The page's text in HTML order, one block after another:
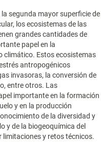
segunda mayor superficie de
los ecosistemas de las
grandes cantidades de
papel en la
climático. Estos ecosistemas
antropogénicos
invasoras, la conversión de
entre otros. Las
importante en la formación
y en la producción
de la diversidad y
y de la biogeoquímica del
y retos técnicos.